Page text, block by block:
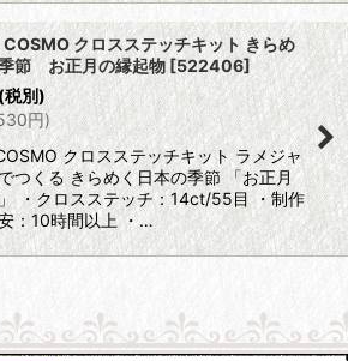
クロスステッチキット きらめ
節 お正月の縁起物 [522406]
税別)
円)
クロスステッチキット ラメジャ
つくる きらめく日本の季節 「お正月
・クロスステッチ：14ct/55目 ・制作
：10時間以上 ・…